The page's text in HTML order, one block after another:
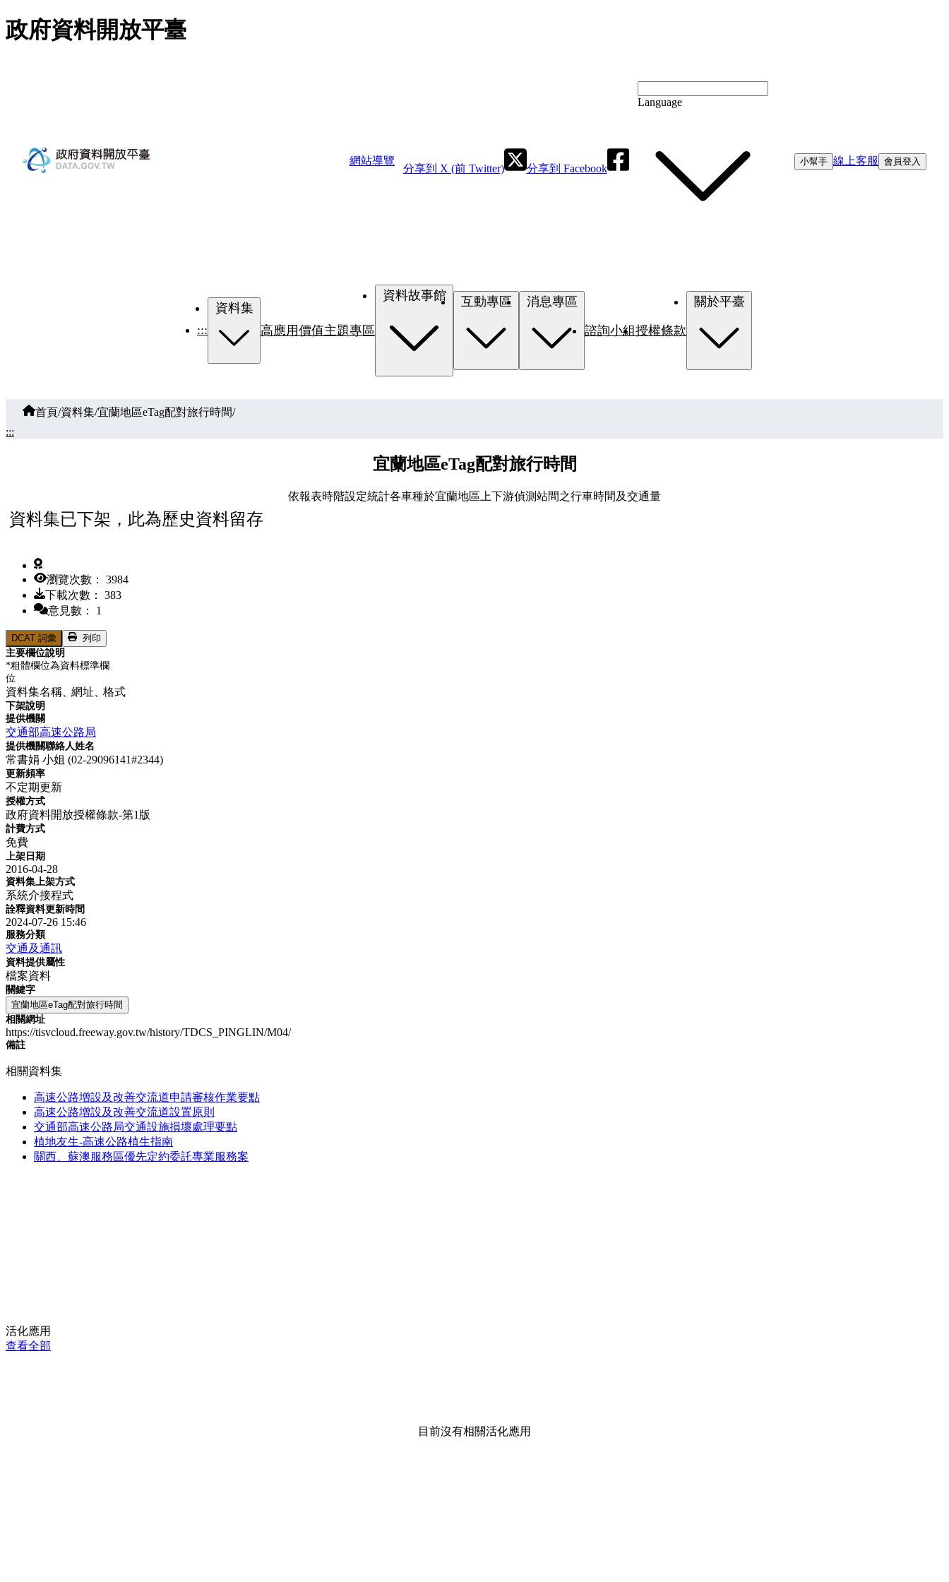
跳至主要內容
政府資料開放平臺
網站導覽
分享到 X (前 Twitter) 分享到 Facebook
Language
小幫手 線上客服 會員登入
:::
資料集
高應用價值主題專區
資料故事館
諮詢小組授權條款
首頁/資料集/宜蘭地區eTag配對旅行時間/
:::
宜蘭地區eTag配對旅行時間
依報表時階設定統計各車種於宜蘭地區上下游偵測站間之行車時間及交通量
資料集已下架，此為歷史資料留存
瀏覽次數： 3984
下載次數： 383
意見數： 1
DCAT 詞彙
列印
主要欄位說明
*粗體欄位為資料標準欄
位
資料集名稱、網址、格式
下架說明
提供機關
交通部高速公路局
提供機關聯絡人姓名
常書娟 小姐 (02-29096141#2344)
更新頻率
不定期更新
授權方式
政府資料開放授權條款-第1版
計費方式
免費
上架日期
2016-04-28
資料集上架方式
系統介接程式
詮釋資料更新時間
2024-07-26 15:46
服務分類
交通及通訊
資料提供屬性
檔案資料
關鍵字
宜蘭地區eTag配對旅行時間
相關網址
https://tisvcloud.freeway.gov.tw/history/TDCS_PINGLIN/M04/
備註
相關資料集
高速公路增設及改善交流道申請審核作業要點
高速公路增設及改善交流道設置原則
交通部高速公路局交通設施損壞處理要點
植地友生-高速公路植生指南
關西、蘇澳服務區優先定約委託專業服務案
活化應用
查看全部
目前沒有相關活化應用